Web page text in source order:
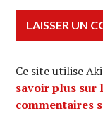
Ce site utilise
savoir plus sur
commentaires